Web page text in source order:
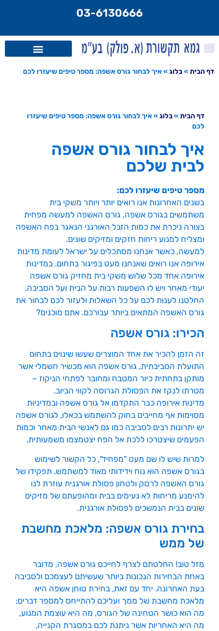
03-6130666
דף הבית»בלוג»איך לבחור גורס אשפה: מספר טיפים שיעזרו לכם
דף הבית»בלוג»איך לבחור גורס אשפה: מספר טיפים שיעזרו
לכם
איך לבחור גורס אשפה
לבית שלכם
מספר טיפים שיעזרו לכם:
בשנים האחרונות אנו רואים יותר ויותר משקי בית
משתמשים בגורס אשפה, גורס האשפה למעשה מפחית
בצורה ניכרת את כמות הזבל האורגני הנאגר בפח האשפה
ומצליח למנוע ריחות חזקים ומזיקים שונים.
למעשה, כאשר אנחנו מסתכלים על ישראל לעומת מדינות
אירופה אנו רואים שאנחנו מעט בפיגור בתחום. במדינות
אירופה אחד מכל שלוש משקי בית מחזיק גורס אשפה
יעודי מאחר ויש לו השפעות רבות על הבית ועל הסביבה.
החלטנו לענות לכם על כל השאלות ולעזור לכם לבחור את
גורס האשפה המתאים ביותר עבורכם. אתם מוכנים?
הכירו: גורס אשפה
זה הזמן להכיר את אחד המוצרים שעשו שינוים בתחום
התועלת הסביבתית, גורס אשפה הוא מכשיר חשמלי אשר
מותקן בתחתית כיור המטבח ומחובר לפתחי הניקוז –
מטרתו לנקז את הפסולת הגרוסה לקווי הביוב.
מדינות אירופה כבר התקדמו אל גורס אשפה ובמדיניות
מסוימות אף מחייבים בחוק להשתמש בכאלו, לגורס אשפה
יש יתרונות רבים לסביבה כמו גם לאנשי הבית מאחר וכמות
הפעמים שיצטרכו ללכת אל הפח יצטמצמו משמעותית.
למרות שיש לו שם מעט "מפחיד", כל הקשור לשימוש
בגורס אשפה הוא נוח וידידותי מאוד למשתמש. תפקידו של
גורס האשפה לרסק ולטחון פסולת אורגנית עוזרת לנו
להימנע מריחות לא נעימים בבית ומהופעתם של מזיקים
שונים בבית הנמשכים לפסולת אורגנית.
בחירת גורס אשפה: מלאכת מחשבת
של ממש
מזל טוב! החלטתם לצרף לחייכם גורס אשפה, מדובר
באחת הבחירות הנכונות ביותר שעשיתם לעצמכם ולסביבה
בעת האחרונה. יחד עם זאת, בחירת טוחן אשפה היא
מלאכת מחשבת של ממך ועליכם להתייחס למספר דברים:
מה הוא כושר הטחינה של הגורס, מה היא עוצמת המנוע,
מה היא האחריות אשר ניתנת לכם במסגרת הקנייה,